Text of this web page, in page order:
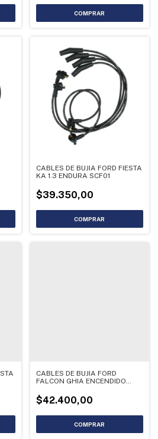
CABLES DE BUJIA FORD FIESTA
KA 1.3 ENDURA SCF01
$39.350,00
CABLES DE BUJIA FORD
FALCON GHIA ENCENDIDO
$42.400,00